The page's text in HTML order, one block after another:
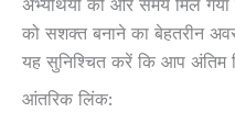
अभ्यर्थियों को और समय मिल
को सशक्त बनाने का बेहतरीन
यह सुनिश्चित करें कि आप अंतिम
आंतरिक लिंक: